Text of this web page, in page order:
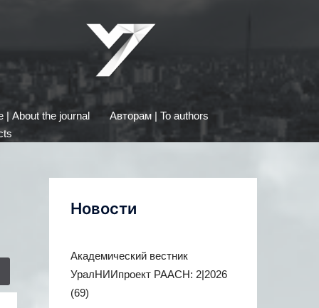
| About the journal
Авторам | To authors
Новости
Академический вестник
УралНИИпроект РААСН: 2|2026
(69)